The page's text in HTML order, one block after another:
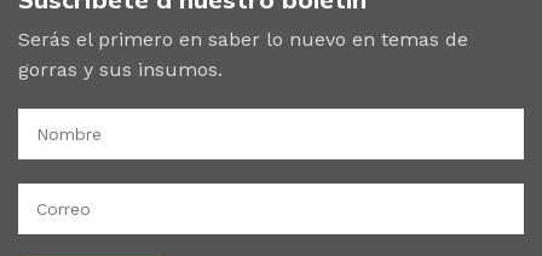
Serás el primero en saber lo nuevo en temas de
gorras y sus insumos.